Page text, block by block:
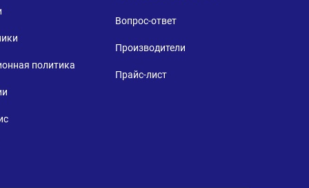
политика
Вопрос-ответ
Производители
Прайс-лист